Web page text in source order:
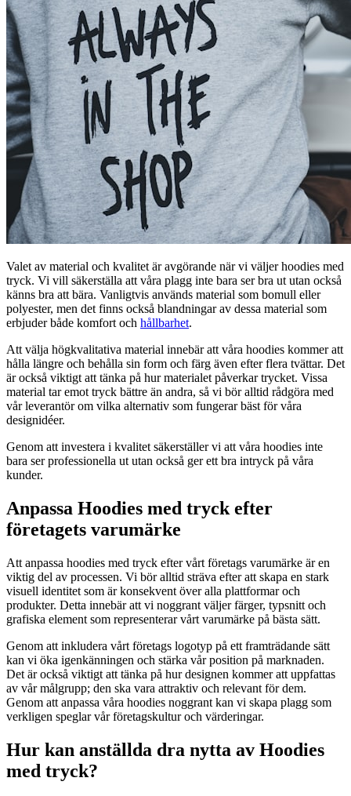
Valet av material och kvalitet är avgörande när vi väljer hoodies med
tryck. Vi vill säkerställa att våra plagg inte bara ser bra ut utan också
känns bra att bära. Vanligtvis används material som bomull eller
polyester, men det finns också blandningar av dessa material som
erbjuder både komfort och hållbarhet.
Att välja högkvalitativa material innebär att våra hoodies kommer att
hålla längre och behålla sin form och färg även efter flera tvättar. Det
är också viktigt att tänka på hur materialet påverkar trycket. Vissa
material tar emot tryck bättre än andra, så vi bör alltid rådgöra med
vår leverantör om vilka alternativ som fungerar bäst för våra
designidéer.
Genom att investera i kvalitet säkerställer vi att våra hoodies inte
bara ser professionella ut utan också ger ett bra intryck på våra
kunder.
Anpassa Hoodies med tryck efter
företagets varumärke
Att anpassa hoodies med tryck efter vårt företags varumärke är en
viktig del av processen. Vi bör alltid sträva efter att skapa en stark
visuell identitet som är konsekvent över alla plattformar och
produkter. Detta innebär att vi noggrant väljer färger, typsnitt och
grafiska element som representerar vårt varumärke på bästa sätt.
Genom att inkludera vårt företags logotyp på ett framträdande sätt
kan vi öka igenkänningen och stärka vår position på marknaden.
Det är också viktigt att tänka på hur designen kommer att uppfattas
av vår målgrupp; den ska vara attraktiv och relevant för dem.
Genom att anpassa våra hoodies noggrant kan vi skapa plagg som
verkligen speglar vår företagskultur och värderingar.
Hur kan anställda dra nytta av Hoodies
med tryck?